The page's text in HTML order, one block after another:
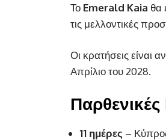
Το Emerald Kaia θα
τις μελλοντικές
Οι κρατήσεις είναι
Απρίλιο του 2028.
11 ημέρες –